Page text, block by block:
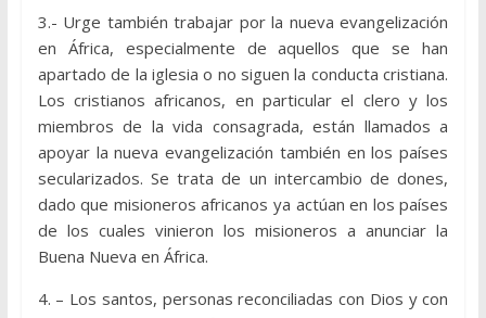
3.- Urge también trabajar por la nueva evangelización
en África, especialmente de aquellos que se han
apartado de la iglesia o no siguen la conducta cristiana.
Los cristianos africanos, en particular el clero y los
miembros de la vida consagrada, están llamados a
apoyar la nueva evangelización también en los países
secularizados. Se trata de un intercambio de dones,
dado que misioneros africanos ya actúan en los países
de los cuales vinieron los misioneros a anunciar la
Buena Nueva en África.
4. – Los santos, personas reconciliadas con Dios y con